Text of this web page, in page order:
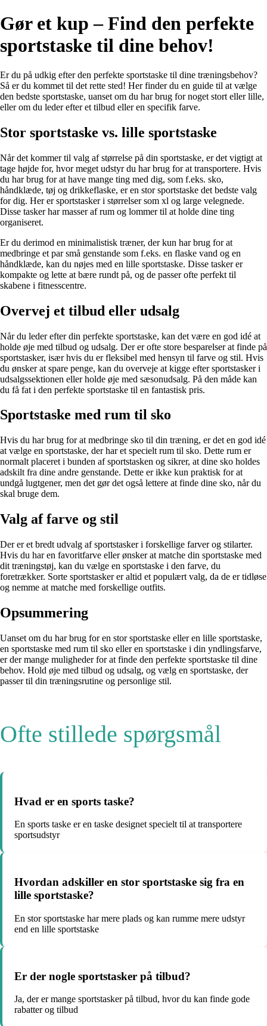
Gør et kup – Find den perfekte
sportstaske til dine behov!
Er du på udkig efter den perfekte sportstaske til dine træningsbehov?
Så er du kommet til det rette sted! Her finder du en guide til at vælge
den bedste sportstaske, uanset om du har brug for noget stort eller lille,
eller om du leder efter et tilbud eller en specifik farve.
Stor sportstaske vs. lille sportstaske
Når det kommer til valg af størrelse på din sportstaske, er det vigtigt at
tage højde for, hvor meget udstyr du har brug for at transportere. Hvis
du har brug for at have mange ting med dig, som f.eks. sko,
håndklæde, tøj og drikkeflaske, er en stor sportstaske det bedste valg
for dig. Her er sportstasker i størrelser som xl og large velegnede.
Disse tasker har masser af rum og lommer til at holde dine ting
organiseret.
Er du derimod en minimalistisk træner, der kun har brug for at
medbringe et par små genstande som f.eks. en flaske vand og en
håndklæde, kan du nøjes med en lille sportstaske. Disse tasker er
kompakte og lette at bære rundt på, og de passer ofte perfekt til
skabene i fitnesscentre.
Overvej et tilbud eller udsalg
Når du leder efter din perfekte sportstaske, kan det være en god idé at
holde øje med tilbud og udsalg. Der er ofte store besparelser at finde på
sportstasker, især hvis du er fleksibel med hensyn til farve og stil. Hvis
du ønsker at spare penge, kan du overveje at kigge efter sportstasker i
udsalgssektionen eller holde øje med sæsonudsalg. På den måde kan
du få fat i den perfekte sportstaske til en fantastisk pris.
Sportstaske med rum til sko
Hvis du har brug for at medbringe sko til din træning, er det en god idé
at vælge en sportstaske, der har et specielt rum til sko. Dette rum er
normalt placeret i bunden af sportstasken og sikrer, at dine sko holdes
adskilt fra dine andre genstande. Dette er ikke kun praktisk for at
undgå lugtgener, men det gør det også lettere at finde dine sko, når du
skal bruge dem.
Valg af farve og stil
Der er et bredt udvalg af sportstasker i forskellige farver og stilarter.
Hvis du har en favoritfarve eller ønsker at matche din sportstaske med
dit træningstøj, kan du vælge en sportstaske i den farve, du
foretrækker. Sorte sportstasker er altid et populært valg, da de er tidløse
og nemme at matche med forskellige outfits.
Opsummering
Uanset om du har brug for en stor sportstaske eller en lille sportstaske,
en sportstaske med rum til sko eller en sportstaske i din yndlingsfarve,
er der mange muligheder for at finde den perfekte sportstaske til dine
behov. Hold øje med tilbud og udsalg, og vælg en sportstaske, der
passer til din træningsrutine og personlige stil.
Ofte stillede spørgsmål
Hvad er en sports taske?
En sports taske er en taske designet specielt til at transportere
sportsudstyr
Hvordan adskiller en stor sportstaske sig fra en
lille sportstaske?
En stor sportstaske har mere plads og kan rumme mere udstyr
end en lille sportstaske
Er der nogle sportstasker på tilbud?
Ja, der er mange sportstasker på tilbud, hvor du kan finde gode
rabatter og tilbud